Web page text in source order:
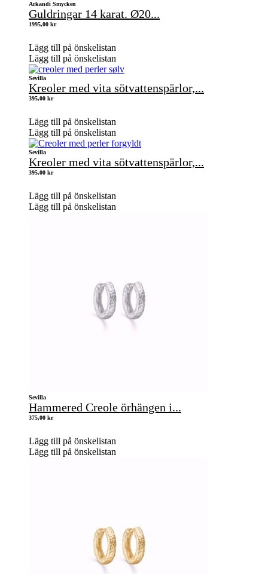
Arkandi Smycken
Guldringar 14 karat. Ø20...
1995,00 kr
Lägg till på önskelistan
Lägg till på önskelistan
Sevilla
Kreoler med vita sötvattenspärlor,...
395,00 kr
Lägg till på önskelistan
Lägg till på önskelistan
Sevilla
Kreoler med vita sötvattenspärlor,...
395,00 kr
Lägg till på önskelistan
Lägg till på önskelistan
Sevilla
Hammered Creole örhängen i...
375,00 kr
Lägg till på önskelistan
Lägg till på önskelistan